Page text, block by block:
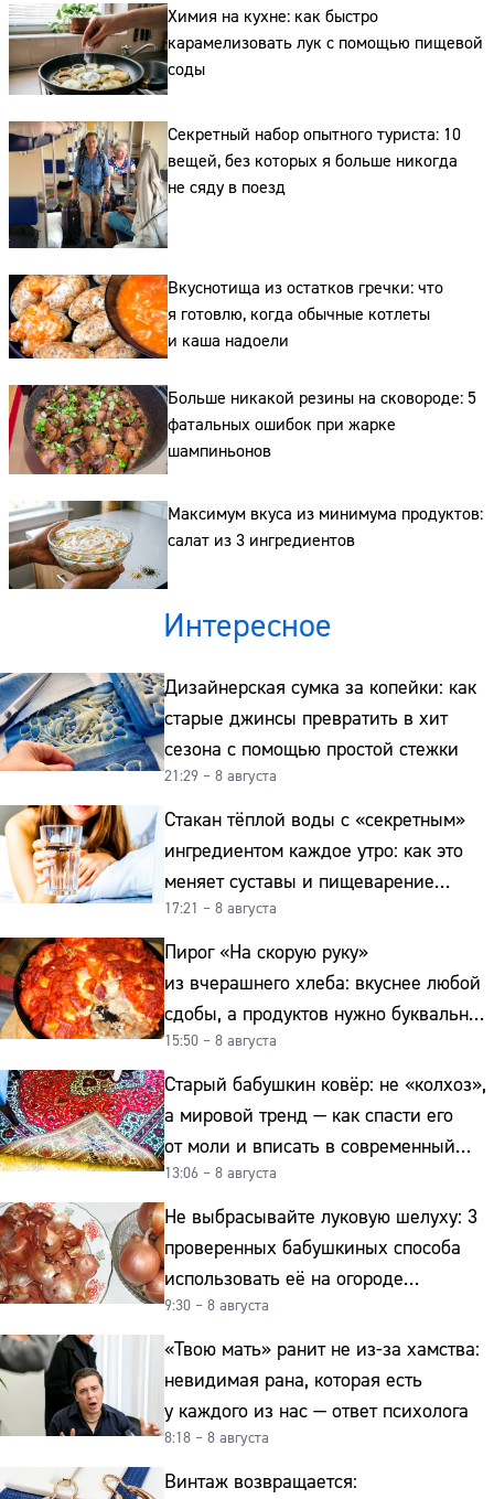
Химия на кухне: как быстро
карамелизовать лук с помощью пищевой
соды
Секретный набор опытного туриста: 10
вещей, без которых я больше никогда
не сяду в поезд
Вкуснотища из остатков гречки: что
я готовлю, когда обычные котлеты
и каша надоели
Больше никакой резины на сковороде: 5
фатальных ошибок при жарке
шампиньонов
Максимум вкуса из минимума продуктов:
салат из 3 ингредиентов
Интересное
Дизайнерская сумка за копейки: как
старые джинсы превратить в хит
сезона с помощью простой стежки
21:29 – 8 августа
Стакан тёплой воды с «секретным»
ингредиентом каждое утро: как это
меняет суставы и пищеварение
после 50
17:21 – 8 августа
Пирог «На скорую руку»
из вчерашнего хлеба: вкуснее любой
сдобы, а продуктов нужно буквально
копейки
15:50 – 8 августа
Старый бабушкин ковёр: не «колхоз»,
а мировой тренд — как спасти его
от моли и вписать в современный
интерьер
13:06 – 8 августа
Не выбрасывайте луковую шелуху: 3
проверенных бабушкиных способа
использовать её на огороде
и для здоровья этой зимой
9:30 – 8 августа
«Твою мать» ранит не из-за хамства:
невидимая рана, которая есть
у каждого из нас — ответ психолога
8:18 – 8 августа
Винтаж возвращается:
Сайт: